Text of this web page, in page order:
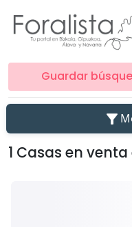
Guardar
filter_alt
1 Casas en